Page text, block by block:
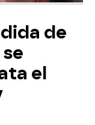
de
el